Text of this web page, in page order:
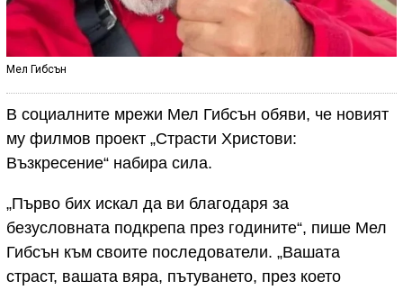
Мел Гибсън
В социалните мрежи Мел Гибсън обяви, че новият
му филмов проект „Страсти Христови:
Възкресение“ набира сила.
„Първо бих искал да ви благодаря за
безусловната подкрепа през годините“, пише Мел
Гибсън към своите последователи. „Вашата
страст, вашата вяра, пътуването, през което